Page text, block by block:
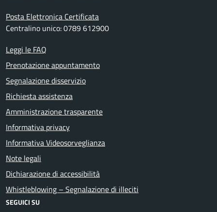
Posta Elettronica Certificata
Centralino unico: 0789 612900
Leggi le FAQ
Prenotazione appuntamento
Segnalazione disservizio
Richiesta assistenza
Amministrazione trasparente
Informativa privacy
Informativa Videosorveglianza
Note legali
Dichiarazione di accessibilità
Whistleblowing – Segnalazione di illeciti
SEGUICI SU